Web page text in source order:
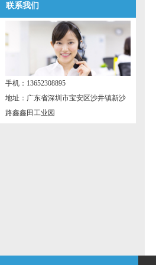
联系我们
手机：13652308895
地址：广东省深圳市宝安区沙井镇新沙
路鑫鑫田工业园